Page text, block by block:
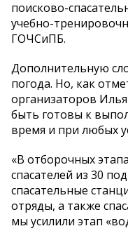
поисково-
учебно-
ГОЧСиПБ.
Дополнительную
погода. Но, как
организаторов
быть готовы к
время и при любых
«В отборочных
спасателей из 30
спасательные
отряды, а также
мы усилили этап